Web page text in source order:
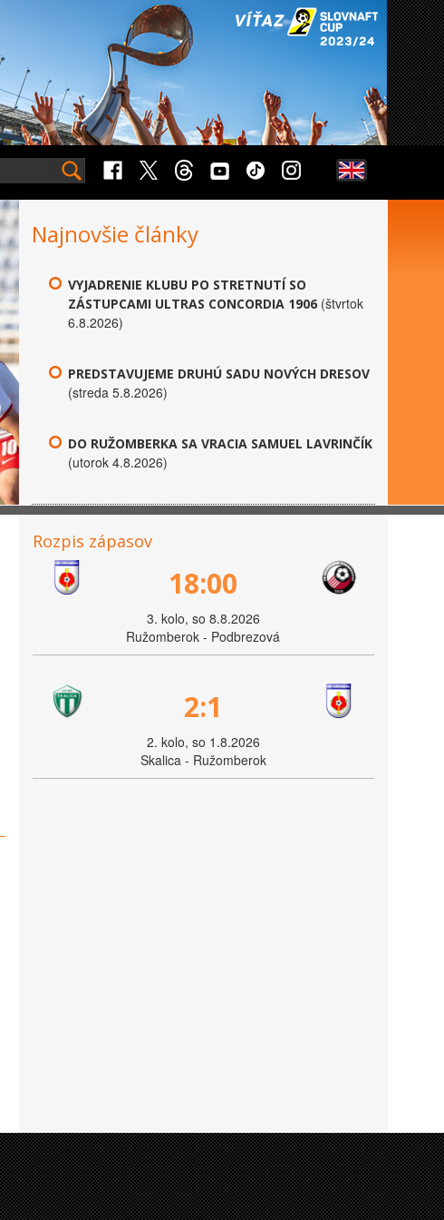
Najnovšie články
VYJADRENIE KLUBU PO STRETNUTÍ SO
ZÁSTUPCAMI ULTRAS CONCORDIA 1906 (štvrtok
6.8.2026)
PREDSTAVUJEME DRUHÚ SADU NOVÝCH DRESOV
(streda 5.8.2026)
DO RUŽOMBERKA SA VRACIA SAMUEL LAVRINČÍK
(utorok 4.8.2026)
Rozpis zápasov
18:00
3. kolo, so 8.8.2026
Ružomberok - Podbrezová
2:1
2. kolo, so 1.8.2026
Skalica - Ružomberok